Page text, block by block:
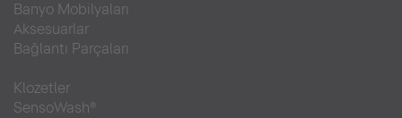
Banyo Mobilyaları
Aksesuarlar
Bağlantı Parçaları
Klozetler
SensoWash®